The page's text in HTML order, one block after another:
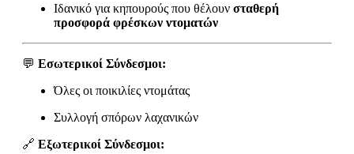
Ιδανικό για κηπουρούς που θέλουν σταθερή
προσφορά φρέσκων ντοματών
💬 Εσωτερικοί Σύνδεσμοι:
Όλες οι ποικιλίες ντομάτας
Συλλογή σπόρων λαχανικών
🔗 Εξωτερικοί Σύνδεσμοι: